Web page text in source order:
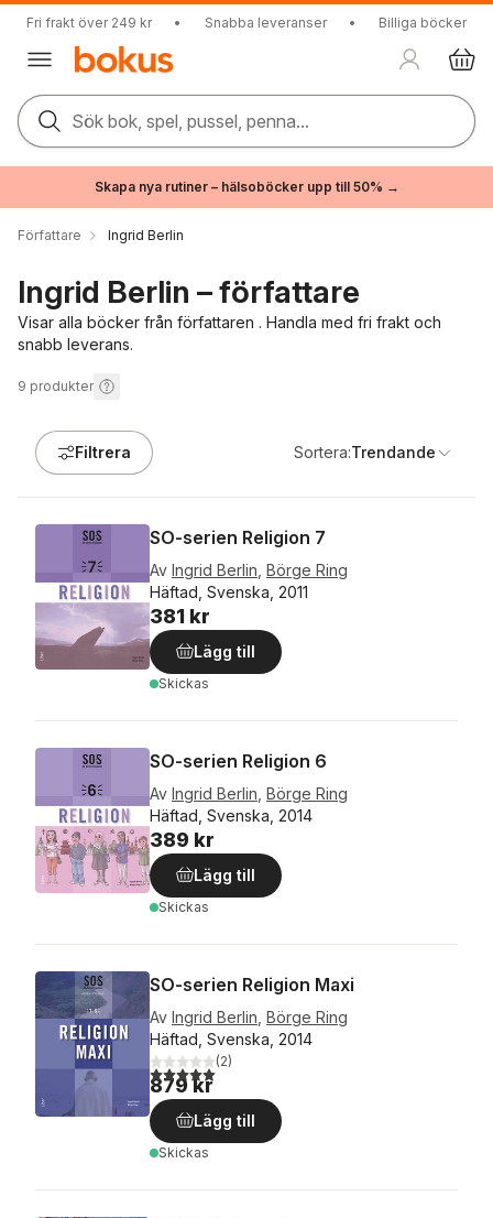
Fri frakt över 249 kr • Snabba leveranser • Billiga böcker
Sök bok, spel, pussel, penna...
Skapa nya rutiner – hälsoböcker upp till 50% →
Författare Ingrid Berlin
Ingrid Berlin – författare
Visar alla böcker från författaren . Handla med fri frakt och
snabb leverans.
9 produkter
Filtrera Sortera:Trendande
SO-serien Religion 7
Av Ingrid Berlin Börge Ring
Häftad, Svenska, 2011
381 kr
Lägg till
Skickas
SO-serien Religion 6
Av Ingrid Berlin Börge Ring
Häftad, Svenska, 2014
389 kr
Lägg till
Skickas
SO-serien Religion Maxi
Av Ingrid Berlin Börge Ring
Häftad, Svenska, 2014
5,0utav 5 stjärnor. Totalt antal röster:
(2)
879 kr
Lägg till
Skickas